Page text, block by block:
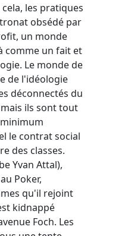
cela, les pratiques
obsédé par
un monde
comme un fait et
Le monde de
de l'idéologie
déconnectés du
ils sont tout
le contrat social
des classes.
Yvan Attal),
Poker,
qu'il rejoint
kidnappé
Foch. Les